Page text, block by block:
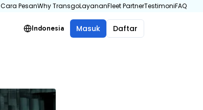
Cara PesanWhy TransgoLayananFleet PartnerTestimoniFAQ
Indonesia Masuk Daftar